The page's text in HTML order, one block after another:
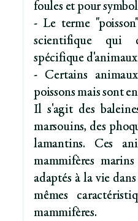
foules et pour
- Le terme
scientifique qui
spécifique
- Certains
poissons mais sont
Il s'agit des
marsouins, des
lamantins. Ces
mammifères
adaptés à la vie
mêmes
mammifères.